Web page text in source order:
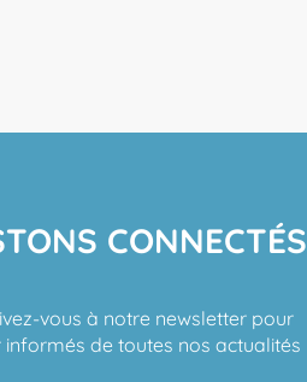
CONNECTÉS
vous à notre newsletter pour
informés de toutes nos actualités